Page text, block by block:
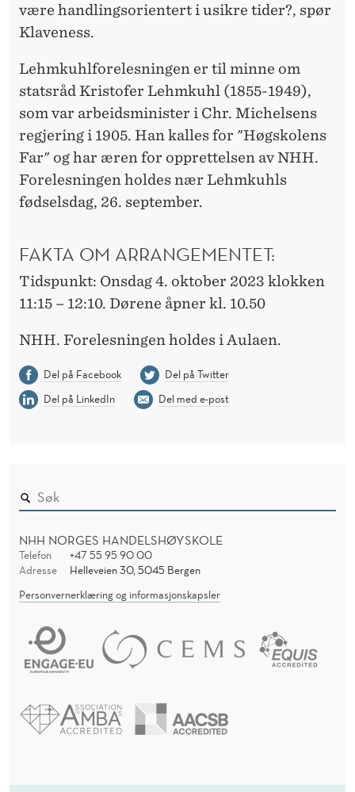
være handlingsorientert i usikre tider?, spør
Klaveness.
Lehmkuhlforelesningen er til minne om
statsråd Kristofer Lehmkuhl (1855-1949),
som var arbeidsminister i Chr. Michelsens
regjering i 1905. Han kalles for "Høgskolens
Far" og har æren for opprettelsen av NHH.
Forelesningen holdes nær Lehmkuhls
fødselsdag, 26. september.
FAKTA OM ARRANGEMENTET:
Tidspunkt: Onsdag 4. oktober 2023 klokken
11:15 – 12:10. Dørene åpner kl. 10.50
NHH. Forelesningen holdes i Aulaen.
Del på Facebook
Del på Twitter
Del på LinkedIn
Del med e-post
NHH NORGES HANDELSHØYSKOLE
Telefon
+47 55 95 90 00
Adresse
Helleveien 30, 5045 Bergen
Personvernerklæring og informasjonskapsler